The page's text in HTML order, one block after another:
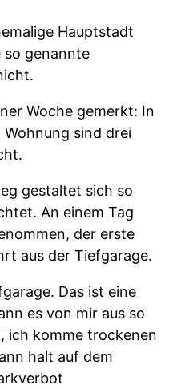
Hauptstadt
so genannte
Woche gemerkt: In
sind drei
gestaltet sich so
An einem Tag
der erste
aus der Tiefgarage.
Das ist eine
es von mir aus so
ich komme trockenen
halt auf dem